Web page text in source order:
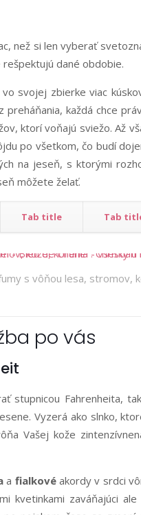
než si len vyberať
dané obdobie.
svojej zbierke viac
preháňania, každá chce
ktorí voňajú sviežo. Až
po všetkom, čo budí
na jeseň, s ktorými
môžete želať.
Tab title Tab
s vôňou lesa, stromov,
po vás
stupnicou Fahrenheita,
Vyzerá ako slnko,
Vašej kože
a fialkovéakordy v srdci
kvetinkami zaváňajúci